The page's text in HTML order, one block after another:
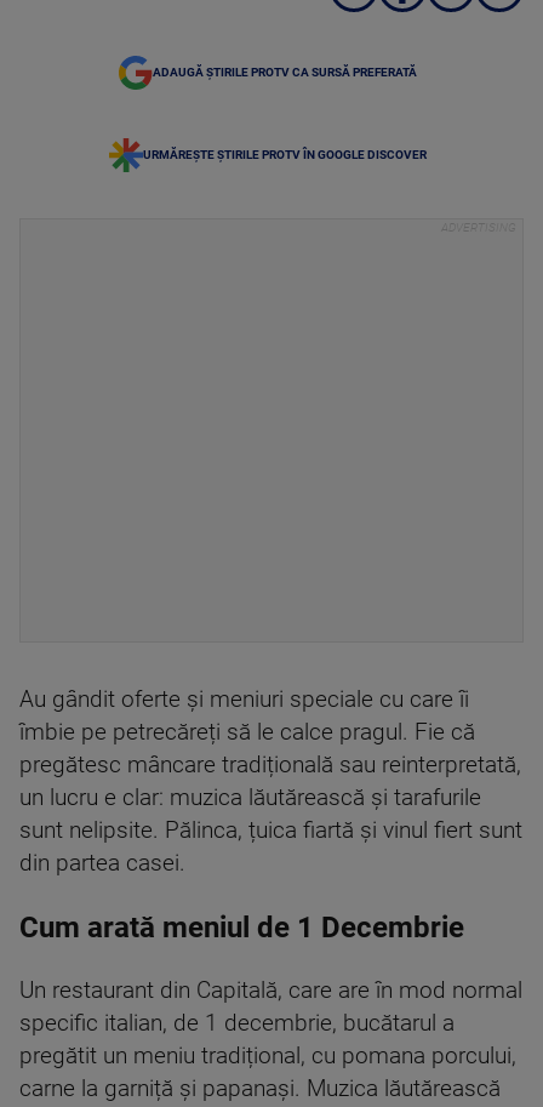
ADAUGĂ ȘTIRILE PROTV CA SURSĂ PREFERATĂ
URMĂREȘTE ȘTIRILE PROTV ÎN GOOGLE DISCOVER
Au gândit oferte și meniuri speciale cu care îi
îmbie pe petrecăreți să le calce pragul. Fie că
pregătesc mâncare tradițională sau reinterpretată,
un lucru e clar: muzica lăutărească și tarafurile
sunt nelipsite. Pălinca, țuica fiartă și vinul fiert sunt
din partea casei.
Cum arată meniul de 1 Decembrie
Un restaurant din Capitală, care are în mod normal
specific italian, de 1 decembrie, bucătarul a
pregătit un meniu tradițional, cu pomana porcului,
carne la garniță și papanași. Muzica lăutărească